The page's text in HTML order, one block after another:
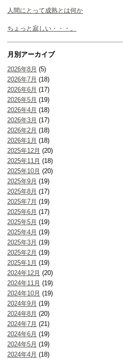
人間にとって成熟とは何か
ちょっと寂しい・・・。
月別アーカイブ
2026年8月 (5)
2026年7月 (18)
2026年6月 (17)
2026年5月 (19)
2026年4月 (18)
2026年3月 (17)
2026年2月 (18)
2026年1月 (18)
2025年12月 (20)
2025年11月 (18)
2025年10月 (20)
2025年9月 (19)
2025年8月 (17)
2025年7月 (19)
2025年6月 (17)
2025年5月 (19)
2025年4月 (19)
2025年3月 (19)
2025年2月 (19)
2025年1月 (19)
2024年12月 (20)
2024年11月 (19)
2024年10月 (19)
2024年9月 (19)
2024年8月 (20)
2024年7月 (21)
2024年6月 (19)
2024年5月 (19)
2024年4月 (18)